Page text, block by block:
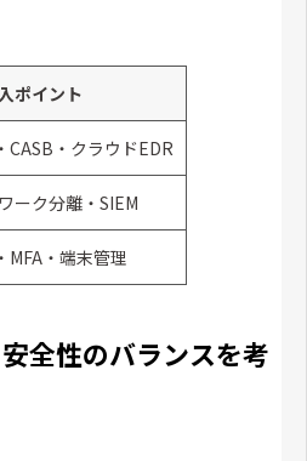
ポイント
CASB・クラウドEDR
ーク分離・SIEM
MFA・端末管理
全性のバランスを考